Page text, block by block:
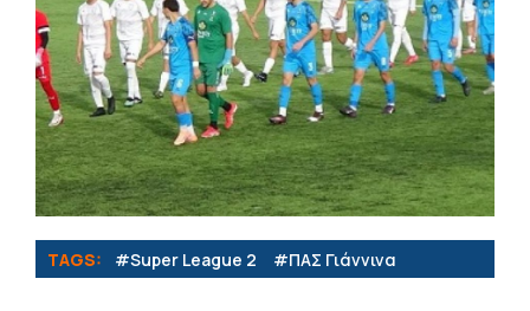
TAGS: #Super League 2 #ΠΑΣ Γιάννινα